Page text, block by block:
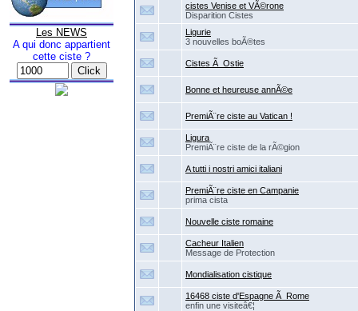
Les NEWS
A qui donc appartient
cette ciste ?
cistes Venise et VÃ©rone
Disparition Cistes
Ligurie
3 nouvelles boÃ®tes
Cistes Ã Ostie
Bonne et heureuse annÃ©e
PremiÃ¨re ciste au Vatican !
Ligura
PremiÃ¨re ciste de la rÃ©gion
A tutti i nostri amici italiani
PremiÃ¨re ciste en Campanie
prima cista
Nouvelle ciste romaine
Cacheur Italien
Message de Protection
Mondialisation cistique
16468 ciste d'Espagne Ã Rome
enfin une visiteâ€¦